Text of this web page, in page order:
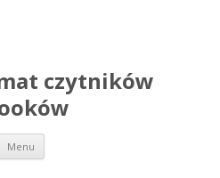
czytników
Menu Przejdź do treści